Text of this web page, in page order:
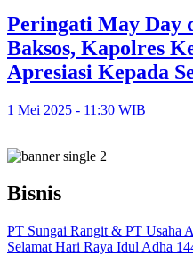
Peringati May Day
Baksos, Kapolres
Apresiasi Kepada
1 Mei 2025 - 11:30 WIB
Bisnis
PT Sungai Rangit & PT Usaha
Selamat Hari Raya Idul Adha